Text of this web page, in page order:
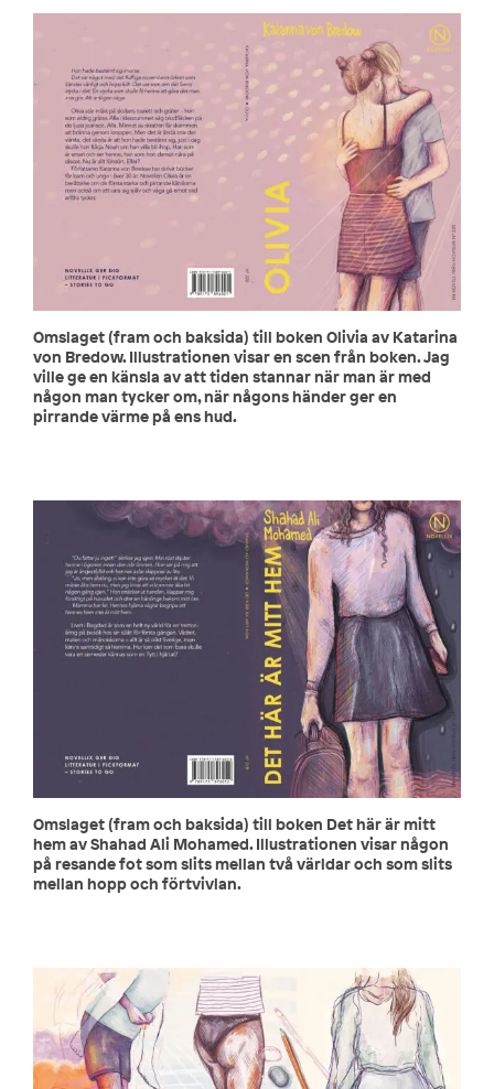
Omslaget (fram och baksida) till boken Olivia av Katarina
von Bredow. Illustrationen visar en scen från boken. Jag
ville ge en känsla av att tiden stannar när man är med
någon man tycker om, när någons händer ger en
pirrande värme på ens hud.
Omslaget (fram och baksida) till boken Det här är mitt
hem av Shahad Ali Mohamed. Illustrationen visar någon
på resande fot som slits mellan två världar och som slits
mellan hopp och förtvivlan.